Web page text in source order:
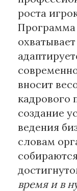
роста
Программа
вносит
кадрового
создание
ведения
словам
время и в